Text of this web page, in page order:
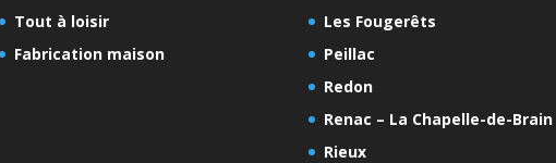
Tout à loisir
Fabrication maison
Les Fougerêts
Peillac
Redon
Renac – La Chapelle-de-Brain
Rieux